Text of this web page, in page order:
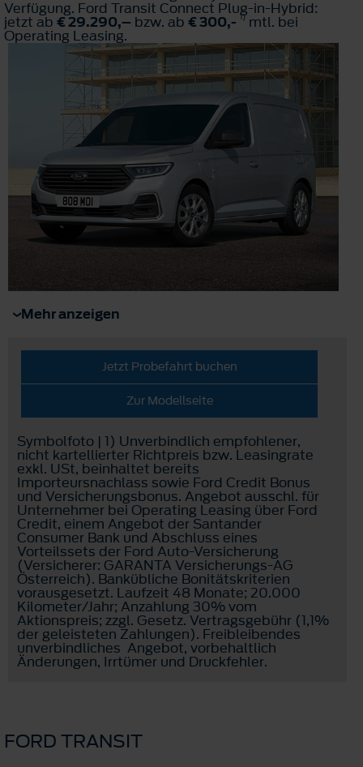
Verfügung. Ford Transit Connect Plug-in-Hybrid:
jetzt ab € 29.290,– bzw. ab € 300,- 1)mtl. bei
Operating Leasing.
Mehr anzeigen
Jetzt Probefahrt buchen
Zur Modellseite
Symbolfoto | 1) Unverbindlich empfohlener,
nicht kartellierter Richtpreis bzw. Leasingrate
exkl. USt, beinhaltet bereits
Importeursnachlass sowie Ford Credit Bonus
und Versicherungsbonus. Angebot ausschl. für
Unternehmer bei Operating Leasing über Ford
Credit, einem Angebot der Santander
Consumer Bank und Abschluss eines
Vorteilssets der Ford Auto-Versicherung
(Versicherer: GARANTA Versicherungs-AG
Österreich). Bankübliche Bonitätskriterien
vorausgesetzt. Laufzeit 48 Monate; 20.000
Kilometer/Jahr; Anzahlung 30% vom
Aktionspreis; zzgl. Gesetz. Vertragsgebühr (1,1%
der geleisteten Zahlungen). Freibleibendes
unverbindliches Angebot, vorbehaltlich
Änderungen, Irrtümer und Druckfehler.
FORD TRANSIT